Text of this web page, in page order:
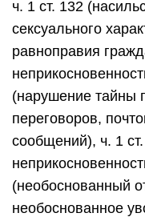
ч. 1 ст. 132
сексуального
равноправия
(нарушение тайны
переговоров,
сообщений), ч. 1
(необоснованный
необоснованное